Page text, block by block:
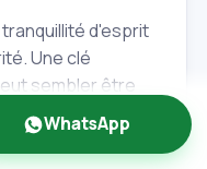
tranquillité d'esprit
Une clé
sembler être
avec Albert et
de main.
WhatsApp